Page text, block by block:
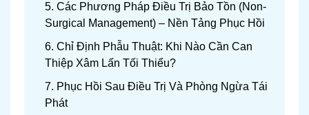
5. Các Phương Pháp Điều Trị Bảo Tồn (Non-
Surgical Management) – Nền Tảng Phục Hồi
6. Chỉ Định Phẫu Thuật: Khi Nào Cần Can
Thiệp Xâm Lấn Tối Thiểu?
7. Phục Hồi Sau Điều Trị Và Phòng Ngừa Tái
Phát